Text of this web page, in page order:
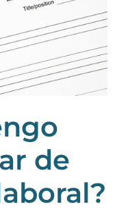
de